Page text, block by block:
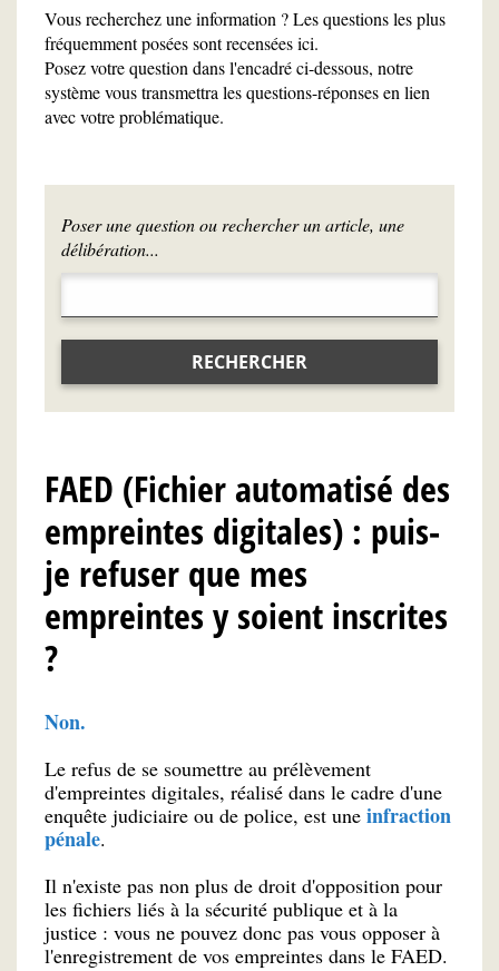
Vous recherchez une information ? Les questions les plus
fréquemment posées sont recensées ici.
Posez votre question dans l'encadré ci-dessous, notre
système vous transmettra les questions-réponses en lien
avec votre problématique.
Poser une question ou rechercher un article, une
délibération...
RECHERCHER
FAED (Fichier automatisé des
empreintes digitales) : puis-
je refuser que mes
empreintes y soient inscrites
?
Non.
Le refus de se soumettre au prélèvement
d'empreintes digitales, réalisé dans le cadre d'une
enquête judiciaire ou de police, est une infraction
pénale.
Il n'existe pas non plus de droit d'opposition pour
les fichiers liés à la sécurité publique et à la
justice : vous ne pouvez donc pas vous opposer à
l'enregistrement de vos empreintes dans le FAED.